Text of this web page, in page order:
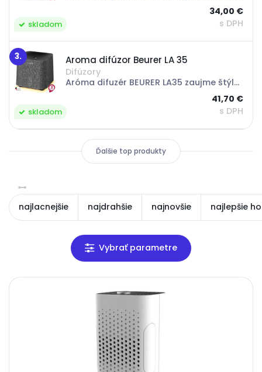
skladom
34,00 €
s DPH
3. Aroma difúzor Beurer LA 35
Difúzory
skladom
Aróma difuzér BEURER LA35 zaujme štýlovým dizajnom s elegantným látkovým poťahom a vytvorí u vás doma upokojujúcu atmosféru. Vo vode rozpustnými aromatickými olejmi prevonia miestnosti do 20 m2 a je tichý a energeticky úsporný. Aróma difuzér Beurer...
41,70 €
s DPH
Ďalšie top produkty
najlacnejšie najdrahšie najnovšie najlepšie